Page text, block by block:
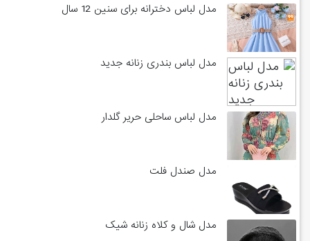
مدل لباس دخترانه برای سنین 12 سال
مدل لباس بندری زنانه جدید
مدل لباس ساحلی حریر گلدار
مدل صندل فلت
مدل شال و کلاه زنانه شیک